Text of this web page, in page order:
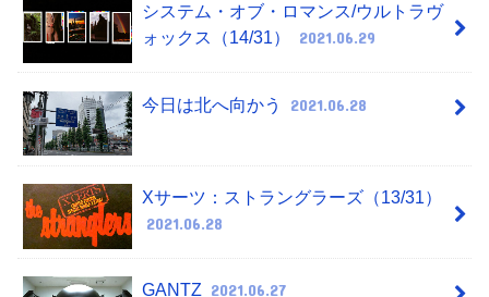
システム・オブ・ロマンス/ウルトラヴ
ォックス（14/31）
2021.06.29
今日は北へ向かう 2021.06.28
Xサーツ：ストラングラーズ（13/31）
2021.06.28
GANTZ 2021.06.27